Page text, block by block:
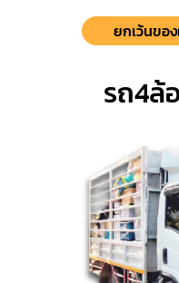
ยกเว้นขอ
รถ4ล้